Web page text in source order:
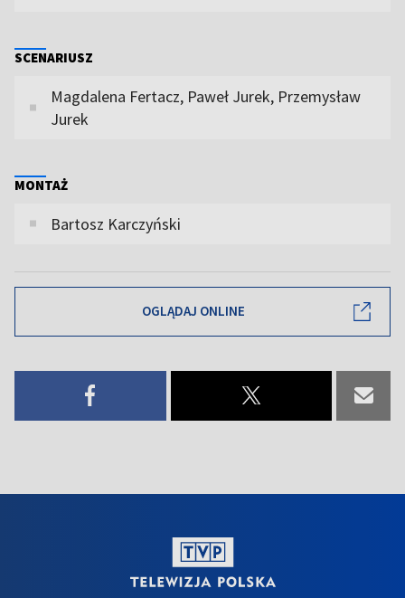
SCENARIUSZ
Magdalena Fertacz, Paweł Jurek, Przemysław
Jurek
MONTAŻ
Bartosz Karczyński
OGLĄDAJ ONLINE